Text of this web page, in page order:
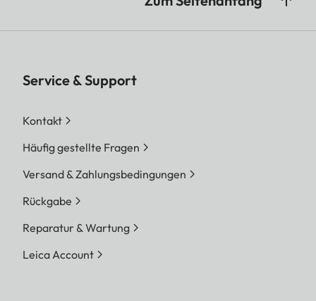
Service & Support
Kontakt
Häufig gestellte Fragen
Versand & Zahlungsbedingungen
Rückgabe
Reparatur & Wartung
Leica Account